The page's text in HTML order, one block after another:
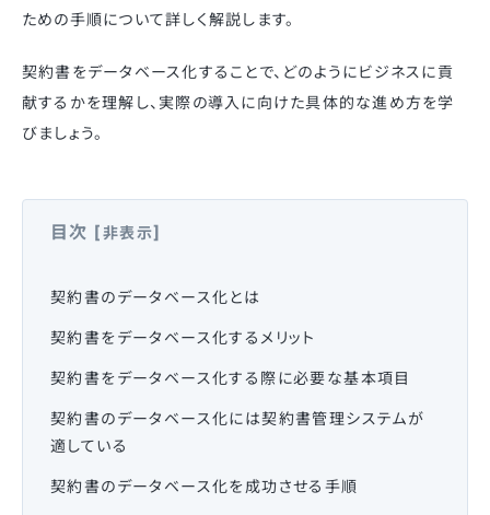
ための手順について詳しく解説します。
契約書をデータベース化することで、どのようにビジネスに貢
献するかを理解し、実際の導入に向けた具体的な進め方を学
びましょう。
目次 [非表示]
契約書のデータベース化とは
契約書をデータベース化するメリット
契約書をデータベース化する際に必要な基本項目
契約書のデータベース化には契約書管理システムが
適している
契約書のデータベース化を成功させる手順